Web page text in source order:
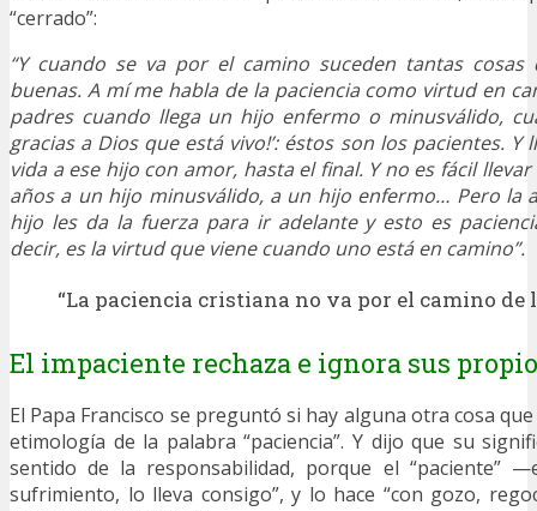
“cerrado”:
“Y cuando se va por el camino suceden tantas
buenas. A mí me habla de la paciencia como virtud en
padres cuando llega un hijo enfermo o minusválido,
gracias a Dios que está vivo!’: éstos son los pacientes.
vida a ese hijo con amor, hasta el final. Y no es fácil
años a un hijo minusválido, a un hijo enfermo… Pero la
hijo les da la fuerza para ir adelante y esto es
decir, es la virtud que viene cuando uno está en camino”.
“La paciencia cristiana no va por el camino de
El impaciente rechaza e ignora sus
El Papa Francisco se preguntó si hay alguna otra cosa
etimología de la palabra “paciencia”. Y dijo que su
sentido de la responsabilidad, porque el “paciente”
sufrimiento, lo lleva consigo”, y lo hace “con gozo,